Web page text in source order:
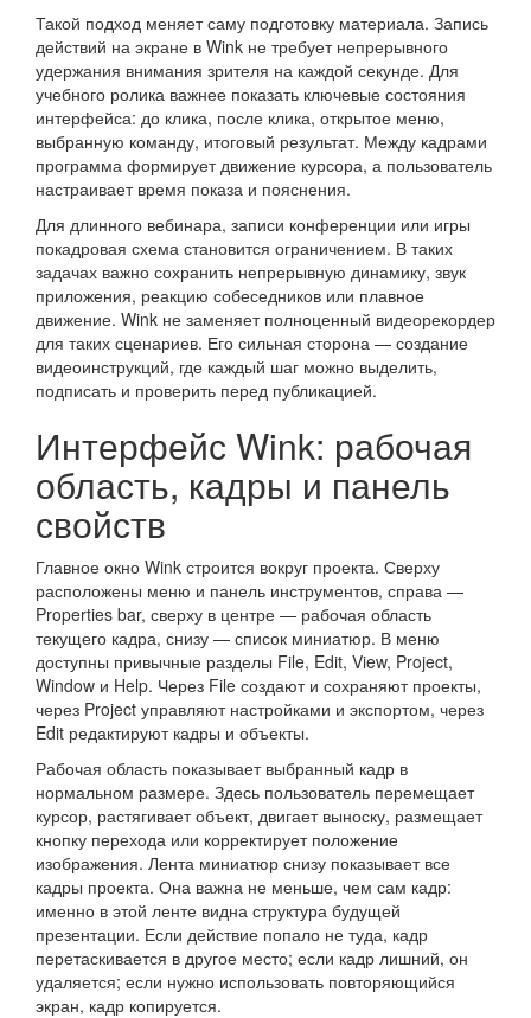
Такой подход меняет саму подготовку материала. Запись
действий на экране в Wink не требует непрерывного
удержания внимания зрителя на каждой секунде. Для
учебного ролика важнее показать ключевые состояния
интерфейса: до клика, после клика, открытое меню,
выбранную команду, итоговый результат. Между кадрами
программа формирует движение курсора, а пользователь
настраивает время показа и пояснения.
Для длинного вебинара, записи конференции или игры
покадровая схема становится ограничением. В таких
задачах важно сохранить непрерывную динамику, звук
приложения, реакцию собеседников или плавное
движение. Wink не заменяет полноценный видеорекордер
для таких сценариев. Его сильная сторона — создание
видеоинструкций, где каждый шаг можно выделить,
подписать и проверить перед публикацией.
Интерфейс Wink: рабочая
область, кадры и панель
свойств
Главное окно Wink строится вокруг проекта. Сверху
расположены меню и панель инструментов, справа —
Properties bar, сверху в центре — рабочая область
текущего кадра, снизу — список миниатюр. В меню
доступны привычные разделы File, Edit, View, Project,
Window и Help. Через File создают и сохраняют проекты,
через Project управляют настройками и экспортом, через
Edit редактируют кадры и объекты.
Рабочая область показывает выбранный кадр в
нормальном размере. Здесь пользователь перемещает
курсор, растягивает объект, двигает выноску, размещает
кнопку перехода или корректирует положение
изображения. Лента миниатюр снизу показывает все
кадры проекта. Она важна не меньше, чем сам кадр:
именно в этой ленте видна структура будущей
презентации. Если действие попало не туда, кадр
перетаскивается в другое место; если кадр лишний, он
удаляется; если нужно использовать повторяющийся
экран, кадр копируется.